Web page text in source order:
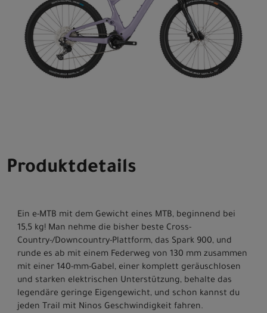
Produktdetails
Ein e-MTB mit dem Gewicht eines MTB, beginnend bei
15,5 kg! Man nehme die bisher beste Cross-
Country-/Downcountry-Plattform, das Spark 900, und
runde es ab mit einem Federweg von 130 mm zusammen
mit einer 140-mm-Gabel, einer komplett geräuschlosen
und starken elektrischen Unterstützung, behalte das
legendäre geringe Eigengewicht, und schon kannst du
jeden Trail mit Ninos Geschwindigkeit fahren.